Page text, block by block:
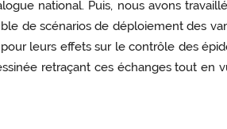
national. Puis, nous avons
de scénarios de déploiement des
leurs effets sur le contrôle des
retraçant ces échanges tout en